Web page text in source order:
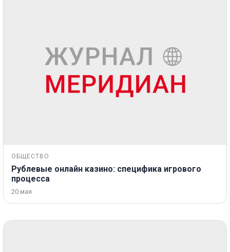
ОБЩЕСТВО
Рублевые онлайн казино: специфика игрового
процесса
20 мая